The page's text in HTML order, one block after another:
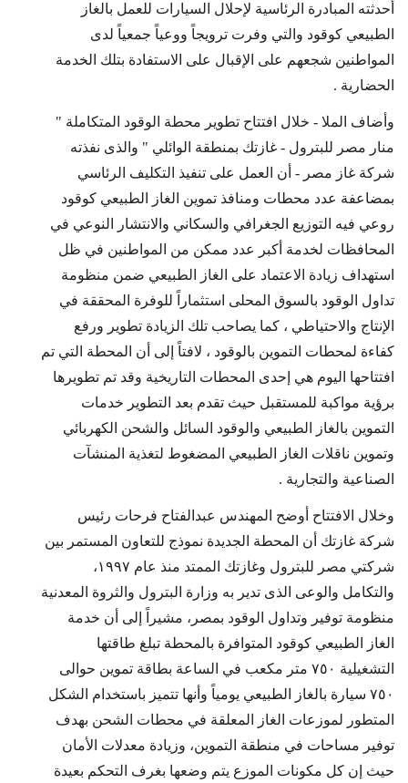
أحدثته المبادرة الرئاسية لإحلال السيارات للعمل بالغاز
الطبيعي كوقود والتي وفرت ترويجاً ووعياً جمعياً لدى
المواطنين شجعهم على الإقبال على الاستفادة بتلك الخدمة
الحضارية .
وأضاف الملا - خلال افتتاح تطوير محطة الوقود المتكاملة "
منار مصر للبترول - غازتك بمنطقة الوائلي " والذى نفذته
شركة غاز مصر - أن العمل على تنفيذ التكليف الرئاسي
بمضاعفة عدد محطات ومنافذ تموين الغاز الطبيعي كوقود
روعي فيه التوزيع الجغرافي والسكاني والانتشار النوعي في
المحافظات لخدمة أكبر عدد ممكن من المواطنين في ظل
استهداف زيادة الاعتماد على الغاز الطبيعي ضمن منظومة
تداول الوقود بالسوق المحلى استثماراً للوفرة المحققة في
الإنتاج والاحتياطي ، كما يصاحب تلك الزيادة تطوير ورفع
كفاءة لمحطات التموين بالوقود ، لافتاً إلى أن المحطة التي تم
افتتاحها اليوم هي إحدى المحطات التاريخية وقد تم تطويرها
برؤية مواكبة للمستقبل حيث تقدم بعد التطوير خدمات
التموين بالغاز الطبيعي والوقود السائل والشحن الكهربائي
وتموين ناقلات الغاز الطبيعي المضغوط لتغذية المنشآت
الصناعية والتجارية .
وخلال الافتتاح أوضح المهندس عبدالفتاح فرحات رئيس
شركة غازتك أن المحطة الجديدة نموذج للتعاون المستمر بين
شركتي مصر للبترول وغازتك الممتد منذ عام ١٩٩٧،
والتكامل والوعى الذى تدير به وزارة البترول والثروة المعدنية
منظومة توفير وتداول الوقود بمصر، مشيراً إلى أن خدمة
الغاز الطبيعي كوقود المتوافرة بالمحطة تبلغ طاقتها
التشغيلية ٧٥٠ متر مكعب في الساعة بطاقة تموين حوالى
٧٥٠ سيارة بالغاز الطبيعي يومياً وأنها تتميز باستخدام الشكل
المتطور لموزعات الغاز المعلقة في محطات الشحن بهدف
توفير مساحات في منطقة التموين، وزيادة معدلات الأمان
حيث إن كل مكونات الموزع يتم وضعها بغرف التحكم بعيدة